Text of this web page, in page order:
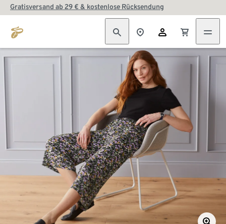
Gratisversand ab 29 € & kostenlose Rücksendung